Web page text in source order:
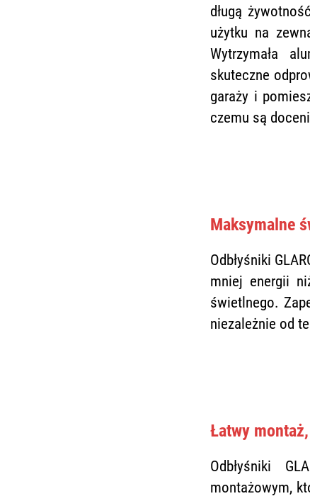
długą
użytku na
Wytrzymała
skuteczne
garaży i
czemu są
Maksymalne
Odbłyśniki
mniej energii
świetlnego.
niezależnie od
Łatwy
Odbłyśniki
montażowym,